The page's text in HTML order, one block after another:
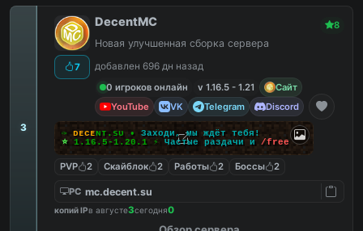
3
7
DecentMC 8
Новая улучшенная сборка сервера
добавлен 696 дн назад
0 игроков онлайн
v 1.16.5 - 1.21
Сайт
YouTube
VK Telegram Discord
✑ ᴅᴇᴄᴇɴᴛ. sᴜ •
Заходи, мы ждёт тебя!
⭐
1.16.5-1.20.1 ⚡ Частые раздачи и /free
PVP 2 Скайблок 2 Работы 2 Боссы 2
PC mc.decent.su
копий IPв августе3сегодня0